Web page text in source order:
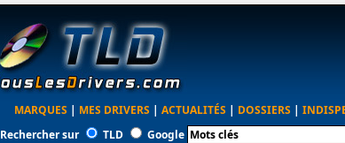
MARQUES | MES DRIVERS | ACTUALITÉS | DOSSIERS |
Rechercher sur
TLD Google